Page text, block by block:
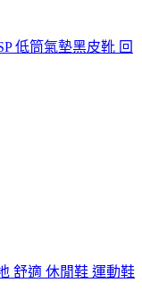
低筒氣墊黑皮靴 回
舒適 休閒鞋 運動鞋